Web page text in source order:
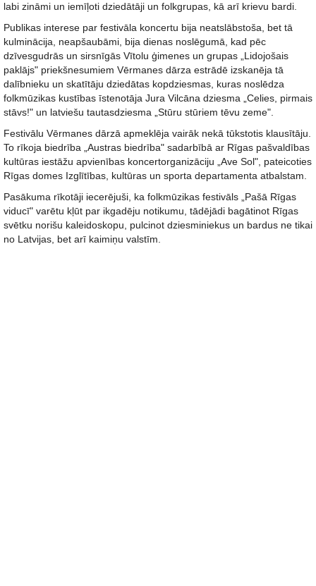
labi zināmi un iemīļoti dziedātāji un folkgrupas, kā arī krievu bardi.
Publikas interese par festivāla koncertu bija neatslābstoša, bet tā
kulminācija, neapšaubāmi, bija dienas noslēgumā, kad pēc
dzīvesgudrās un sirsnīgās Vītolu ģimenes un grupas „Lidojošais
paklājs" priekšnesumiem Vērmanes dārza estrādē izskanēja tā
dalībnieku un skatītāju dziedātas kopdziesmas, kuras noslēdza
folkmūzikas kustības īstenotāja Jura Vilcāna dziesma „Celies, pirmais
stāvs!" un latviešu tautasdziesma „Stūru stūriem tēvu zeme".
Festivālu Vērmanes dārzā apmeklēja vairāk nekā tūkstotis klausītāju.
To rīkoja biedrība „Austras biedrība" sadarbībā ar Rīgas pašvaldības
kultūras iestāžu apvienības koncertorganizāciju „Ave Sol", pateicoties
Rīgas domes Izglītības, kultūras un sporta departamenta atbalstam.
Pasākuma rīkotāji iecerējuši, ka folkmūzikas festivāls „Pašā Rīgas
viducī" varētu kļūt par ikgadēju notikumu, tādējādi bagātinot Rīgas
svētku norišu kaleidoskopu, pulcinot dziesminiekus un bardus ne tikai
no Latvijas, bet arī kaimiņu valstīm.